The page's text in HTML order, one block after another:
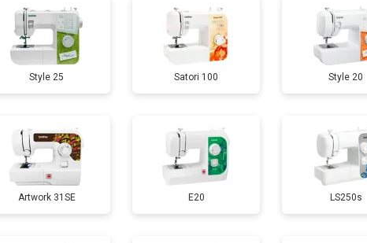
Style 25 Satori 100 Style 20
Artwork 31SE E20 LS250s